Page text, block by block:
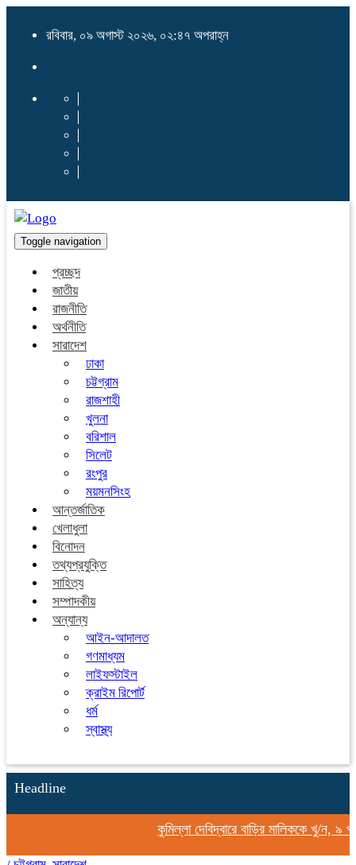
রবিবার, ০৯ অগাস্ট ২০২৬, ০২:৪৭ অপরাহ্ন
Toggle navigation
প্রচ্ছদ
জাতীয়
রাজনীতি
অর্থনীতি
সারাদেশ
ঢাকা
চট্টগ্রাম
রাজশাহী
খুলনা
বরিশাল
সিলেট
রংপুর
ময়মনসিংহ
আন্তর্জাতিক
খেলাধুলা
বিনোদন
তথ্যপ্রযুক্তি
সাহিত্য
সম্পাদকীয়
অন্যান্য
আইন-আদালত
গণমাধ্যম
লাইফস্টাইল
ক্রাইম রিপোর্ট
ধর্ম
স্বাস্থ্য
Headline
কুমিল্লা দেবিদ্বারে বাড়ির মালিককে খু/ন, ৯